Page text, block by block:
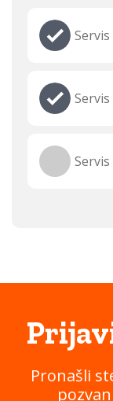
Pronašli